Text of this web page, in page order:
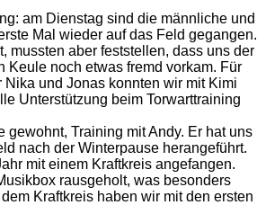
am Dienstag sind die männliche und
Mal wieder auf das Feld gegangen.
mussten aber feststellen, dass uns der
Keule noch etwas fremd vorkam. Für
Nika und Jonas konnten wir mit Kimi
Unterstützung beim Torwarttraining
gewohnt, Training mit Andy. Er hat uns
nach der Winterpause herangeführt.
mit einem Kraftkreis angefangen.
rausgeholt, was besonders
Kraftkreis haben wir mit den ersten